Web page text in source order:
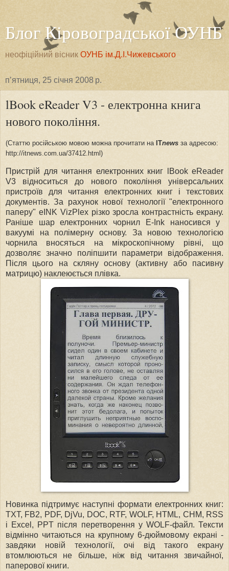
Блог Кіровоградської ОУНБ
неофіційний вісник ОУНБ ім.Д.І.Чижевського
пʼятниця, 25 січня 2008 р.
lBook eReader V3 - електронна книга
нового покоління.
(Статтю російською мовою можна прочитати на ITnews за адресою:
http://itnews com ua/37412. html )
Пристрій для читання електронних книг
Book eReader
V3 відноситься до нового покоління універсальних
пристроїв для читання електронних книг і текстових
документів. За рахунок нової технології "електронного
паперу" eINK VizPlex різко зросла контрастність екрану.
Раніше шар електронних чорнил E-Ink наносився у
вакуумі на полімерну основу. За новою технологією
чорнила вносяться на мікроскопічному рівні, що
дозволяє значно поліпшити параметри відображення.
Після цього на скляну основу (активну або пасивну
матрицю) наклеюється плівка.
Новинка підтримує наступні формати електронних книг:
TXT, FB2, PDF, DjVu, DOC, RTF, WOLF, HTML, CHM, RSS
і Excel, PPT після перетворення у WOLF-файл. Тексти
відмінно читаються на крупному 6-дюймовому екрані -
завдяки новій технології, очі від такого екрану
втомлюються не більше, ніж від читання звичайної,
паперової книги.